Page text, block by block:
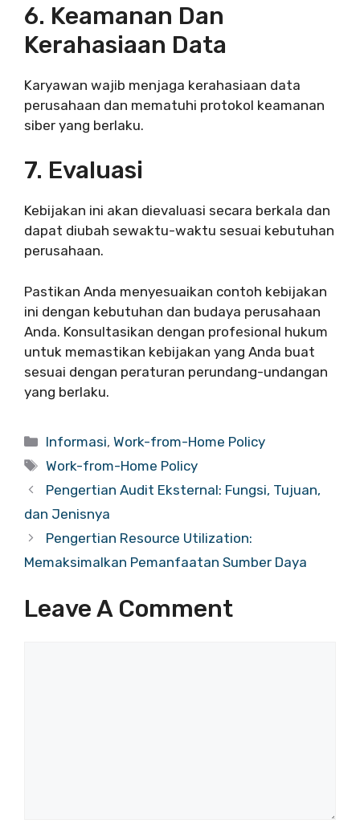
6. Keamanan Dan
Kerahasiaan Data
Karyawan wajib menjaga kerahasiaan data
perusahaan dan mematuhi protokol keamanan
siber yang berlaku.
7. Evaluasi
Kebijakan ini akan dievaluasi secara berkala dan
dapat diubah sewaktu-waktu sesuai kebutuhan
perusahaan.
Pastikan Anda menyesuaikan contoh kebijakan
ini dengan kebutuhan dan budaya perusahaan
Anda. Konsultasikan dengan profesional hukum
untuk memastikan kebijakan yang Anda buat
sesuai dengan peraturan perundang-undangan
yang berlaku.
Categories
Informasi,Work-from-Home Policy
Tags
Work-from-Home Policy
Pengertian Audit Eksternal: Fungsi, Tujuan,
dan Jenisnya
Pengertian Resource Utilization:
Memaksimalkan Pemanfaatan Sumber Daya
Leave A Comment